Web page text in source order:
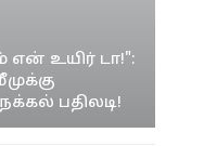
உயிர் டா!":